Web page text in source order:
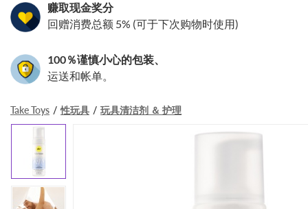
赚取现金奖分
回赠消费总额 5% (可于下次购物时使用)
100％谨慎小心的包装、
运送和帐单。
Take Toys 性玩具 玩具清洁剂 ＆ 护理